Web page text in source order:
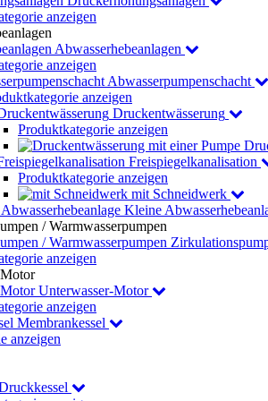
anzeigen
Abwasserhebeanlagen
anzeigen
Abwasserpumpenschacht
anzeigen
Druckentwässerung
Produktkategorie anzeigen
Freispiegelkanalisation
Produktkategorie anzeigen
mit Schneidwerk
Kleine
anzeigen
Unterwasser-Motor
anzeigen
Membrankessel
anzeigen